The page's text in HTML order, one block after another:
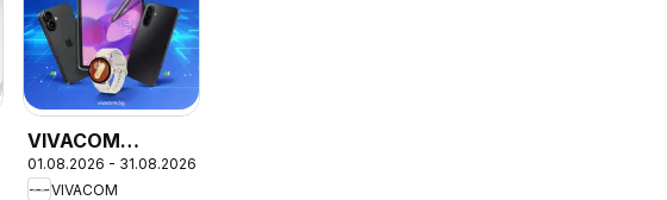
VIVACOM
брошура
01.08.2026 - 31.08.2026
VIVACOM